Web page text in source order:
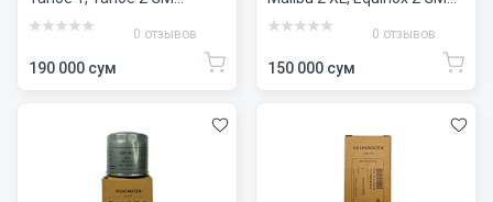
0 отзывов
190 000 сум
0 отзывов
150 000 сум